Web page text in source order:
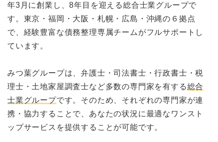
年3月に創業し、8年目を迎える総合士業グループで
す。東京・福岡・大阪・札幌・広島・沖縄の６拠点
で、経験豊富な債務整理専属チームがフルサポートし
ています。
みつ葉グループは、弁護士・司法書士・行政書士・税
理士・土地家屋調査士など多数の専門家を有する総合
士業グループです。そのため、それぞれの専門家が連
携・協力することで、あなたの状況に最適なワンスト
ップサービスを提供することが可能です。